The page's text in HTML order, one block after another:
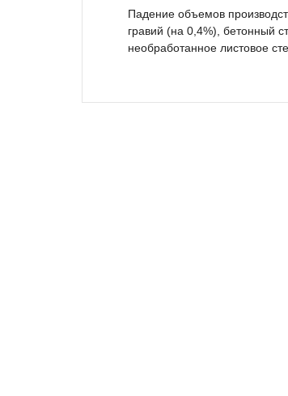
Падение объемов
гравий (на 0,4%), бетонный
необработанное листовое